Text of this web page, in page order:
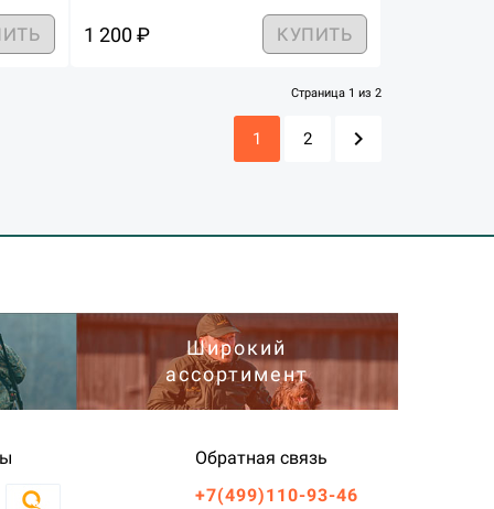
1 200 ₽ КУПИТЬ
Страница 1 из 2
1 2 chevron_right
Широкий
ассортимент
Обратная связь
+7(499)110-93-46